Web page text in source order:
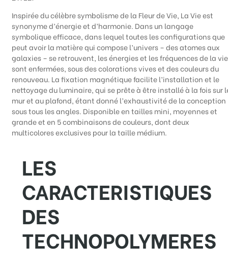
Inspirée du célèbre symbolisme de la Fleur de Vie, La Vie est
synonyme d’énergie et d’harmonie. Dans un langage
symbolique efficace, dans lequel toutes les configurations que
peut avoir la matière qui compose l’univers – des atomes aux
galaxies – se retrouvent, les énergies et les fréquences de la vie
sont enfermées, sous des colorations vives et des couleurs du
renouveau. La fixation magnétique facilite l’installation et le
nettoyage du luminaire, qui se prête à être installé à la fois sur
mur et au plafond, étant donné l’exhaustivité de la conception
sous tous les angles. Disponible en tailles mini, moyennes et
grande et en 5 combinaisons de couleurs, dont deux
multicolores exclusives pour la taille médium.
LES
CARACTERISTIQUES
DES
TECHNOPOLYMERES